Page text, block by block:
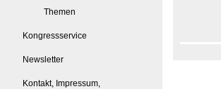
Themen
Kongressservice
Newsletter
Kontakt, Impressum,